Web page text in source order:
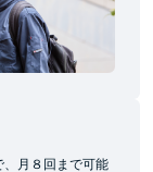
月８回まで可能